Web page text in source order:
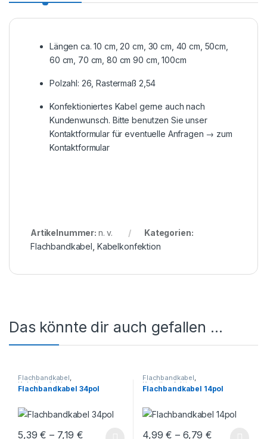
Längen ca. 10 cm, 20 cm, 30 cm, 40 cm, 50cm,
60 cm, 70 cm, 80 cm 90 cm, 100cm
Polzahl: 26, Rastermaß 2,54
Konfektioniertes Kabel gerne auch nach
Kundenwunsch. Bitte benutzen Sie unser
Kontaktformular für eventuelle Anfragen → zum
Kontaktformular
Artikelnummer: n. v.
Kategorien:
Flachbandkabel Kabelkonfektion
Das könnte dir auch gefallen …
Flachbandkabel,
Kabelkonfektion
Flachbandkabel 34pol
5,39€ – 7,19€Preisspanne: 5,39 € bis 7,19 €
Flachbandkabel,
Kabelkonfektion
Flachbandkabel 14pol
4,99€ – 6,79€